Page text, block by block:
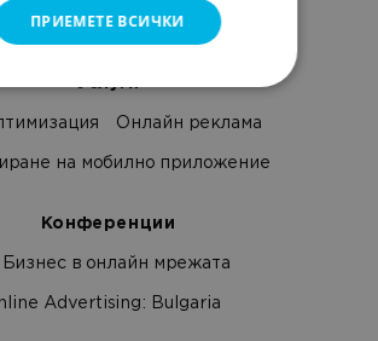
академия за AI
Услуги
Онлайн реклама
на мобилно приложение
Конференции
Бизнес в онлайн мрежата
Advertising: Bulgaria
ПРИЕМЕТЕ ВСИЧКИ